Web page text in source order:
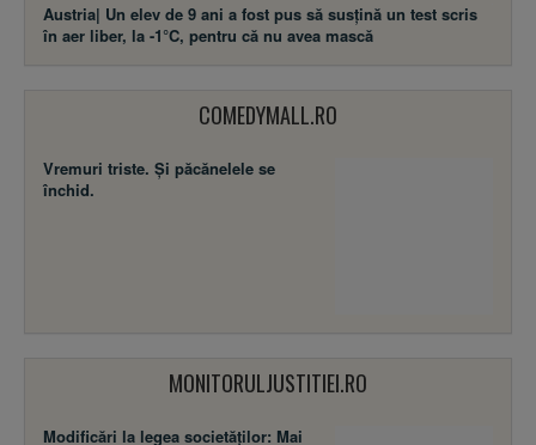
Austria| Un elev de 9 ani a fost pus să susţină un test scris
în aer liber, la -1°C, pentru că nu avea mască
COMEDYMALL.RO
Vremuri triste. Şi păcănelele se
închid.
MONITORULJUSTITIEI.RO
Modificări la legea societăţilor: Mai